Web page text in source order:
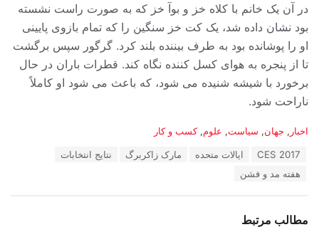
در آن یک خانم با کلاه خز و بوآ خز که به صورت راست نشسته
بود نشان داده شد، یک کت خز سنگین را که تمام بازوی پایینی
او را پوشانده بود به طرف بیننده بلند کرد. گرگور سپس برگشت
تا از پنجره به هوای کسل کننده نگاه کند. قطرات باران در حال
برخورد با شیشه شنیده می شود، که باعث می شود او کاملاً
ناراحت شود.
دسته‌ها:
اخبار , جهان, سیاست, علوم,کسب و کار
برچسب:
CES 2017 ایالات متحده مارک زاکربرگ
نتایج انتخابات
هفته مد و فشن
مطالب مرتبط